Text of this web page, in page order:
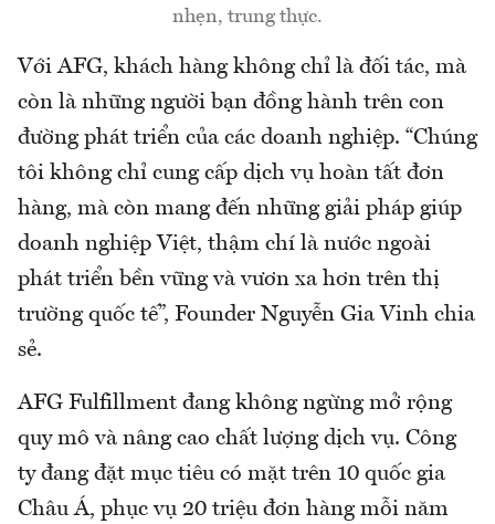
nhẹn, trung thực.
Với AFG, khách hàng không chỉ là đối tác, mà
còn là những người bạn đồng hành trên con
đường phát triển của các doanh nghiệp. “Chúng
tôi không chỉ cung cấp dịch vụ hoàn tất đơn
hàng, mà còn mang đến những giải pháp giúp
doanh nghiệp Việt, thậm chí là nước ngoài
phát triển bền vững và vươn xa hơn trên thị
trường quốc tế”, Founder Nguyễn Gia Vinh chia
sẻ.
AFG Fulfillment đang không ngừng mở rộng
quy mô và nâng cao chất lượng dịch vụ. Công
ty đang đặt mục tiêu có mặt trên 10 quốc gia
Châu Á, phục vụ 20 triệu đơn hàng mỗi năm